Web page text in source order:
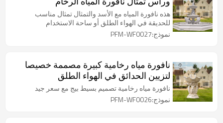
هذه نافورة المياه مع الأسد والتمثال تمثال مناسب
للحديقة في الهواء الطلق أو ساحة الاستخدام
نموذج:PFM-WF0027
نافورة مياه رخامية كبيرة مصممة خصيصا
لتزيين الحدائق في الهواء الطلق
نافورة مياه رخامية تصميم بسيط بيج مع سعر جيد
نموذج:PFM-WF0026